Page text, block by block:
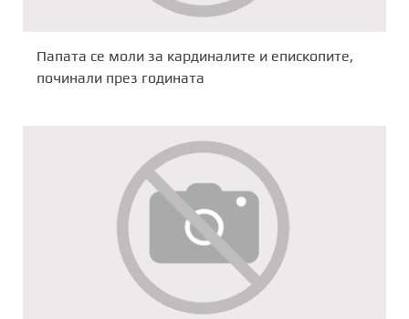
Папата се моли за кардиналите и епископите,
починали през годината